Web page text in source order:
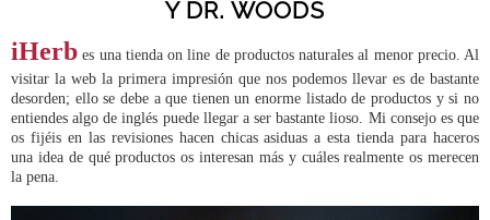
Y DR. WOODS
iHerb es una tienda on line de productos naturales al menor precio. Al
visitar la web la primera impresión que nos podemos llevar es de bastante
desorden; ello se debe a que tienen un enorme listado de productos y si no
entiendes algo de inglés puede llegar a ser bastante lioso. Mi consejo es que
os fijéis en las revisiones hacen chicas asiduas a esta tienda para haceros
una idea de qué productos os interesan más y cuáles realmente os merecen
la pena.